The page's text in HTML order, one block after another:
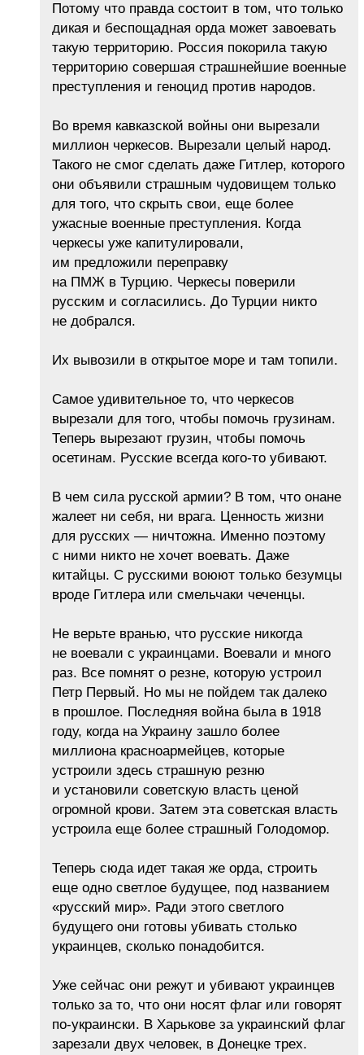
Потому что правда состоит в том, что только
дикая и беспощадная орда может завоевать
такую территорию. Россия покорила такую
территорию совершая страшнейшие военные
преступления и геноцид против народов.
Во время кавказской войны они вырезали
миллион черкесов. Вырезали целый народ.
Такого не смог сделать даже Гитлер, которого
они объявили страшным чудовищем только
для того, что скрыть свои, еще более
ужасные военные преступления. Когда
черкесы уже капитулировали,
им предложили переправку
на ПМЖ в Турцию. Черкесы поверили
русским и согласились. До Турции никто
не добрался.
Их вывозили в открытое море и там топили.
Самое удивительное то, что черкесов
вырезали для того, чтобы помочь грузинам.
Теперь вырезают грузин, чтобы помочь
осетинам. Русские всегда кого-то убивают.
В чем сила русской армии? В том, что онане
жалеет ни себя, ни врага. Ценность жизни
для русских — ничтожна. Именно поэтому
с ними никто не хочет воевать. Даже
китайцы. С русскими воюют только безумцы
вроде Гитлера или смельчаки чеченцы.
Не верьте вранью, что русские никогда
не воевали с украинцами. Воевали и много
раз. Все помнят о резне, которую устроил
Петр Первый. Но мы не пойдем так далеко
в прошлое. Последняя война была в 1918
году, когда на Украину зашло более
миллиона красноармейцев, которые
устроили здесь страшную резню
и установили советскую власть ценой
огромной крови. Затем эта советская власть
устроила еще более страшный Голодомор.
Теперь сюда идет такая же орда, строить
еще одно светлое будущее, под названием
«русский мир». Ради этого светлого
будущего они готовы убивать столько
украинцев, сколько понадобится.
Уже сейчас они режут и убивают украинцев
только за то, что они носят флаг или говорят
по-украински. В Харькове за украинский флаг
зарезали двух человек, в Донецке трех.